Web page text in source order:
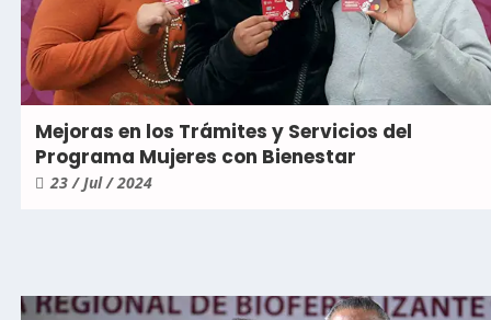
Mejoras en los Trámites y Servicios del
Programa Mujeres con Bienestar
23 / Jul / 2024